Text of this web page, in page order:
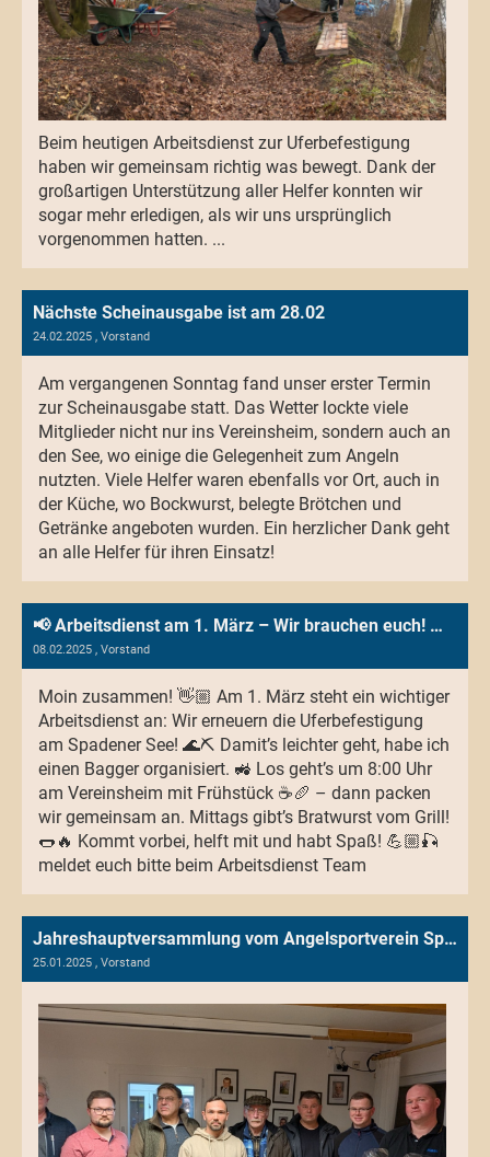
Beim heutigen Arbeitsdienst zur Uferbefestigung
haben wir gemeinsam richtig was bewegt. Dank der
großartigen Unterstützung aller Helfer konnten wir
sogar mehr erledigen, als wir uns ursprünglich
vorgenommen hatten. ...
Nächste Scheinausgabe ist am 28.02
24.02.2025 , Vorstand
Am vergangenen Sonntag fand unser erster Termin
zur Scheinausgabe statt. Das Wetter lockte viele
Mitglieder nicht nur ins Vereinsheim, sondern auch an
den See, wo einige die Gelegenheit zum Angeln
nutzten. Viele Helfer waren ebenfalls vor Ort, auch in
der Küche, wo Bockwurst, belegte Brötchen und
Getränke angeboten wurden. Ein herzlicher Dank geht
an alle Helfer für ihren Einsatz!
📢 Arbeitsdienst am 1. März – Wir brauchen euch! 💪🏼
08.02.2025 , Vorstand
Moin zusammen! 👋🏼 Am 1. März steht ein wichtiger
Arbeitsdienst an: Wir erneuern die Uferbefestigung
am Spadener See! 🌊⛏️ Damit’s leichter geht, habe ich
einen Bagger organisiert. 🚜 Los geht’s um 8:00 Uhr
am Vereinsheim mit Frühstück ☕🥖 – dann packen
wir gemeinsam an. Mittags gibt’s Bratwurst vom Grill!
🌭🔥 Kommt vorbei, helft mit und habt Spaß! 💪🏼🎣
meldet euch bitte beim Arbeitsdienst Team
Jahreshauptversammlung vom Angelsportverein Spaden e.V. von 1971 – ein Abend voller Rückblick, Dank und Überraschungen
25.01.2025 , Vorstand